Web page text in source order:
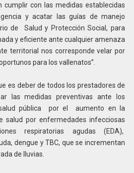
con las medidas establecidas
y acatar las guías de manejo
de Salud y Protección Social, para
y eficiente ante cualquier amenaza
territorial nos corresponde velar por
para los vallenatos”.
es deber de todos los prestadores de
las medidas preventivas ante los
pública por el aumento en la
salud por enfermedades infecciosas
respiratorias agudas (EDA),
dengue y TBC, que se incrementan
de lluvias.